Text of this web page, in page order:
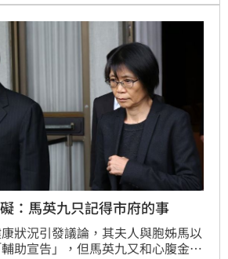
精神損害。法院審理後認定女方存
賠償男子共16萬元人民幣，並由女
：馬英九只記得市府的事
狀況引發議論，其夫人與胞姊馬以
助宣告」，但馬英九又和心腹金溥